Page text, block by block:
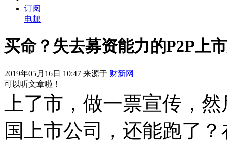
订阅
电邮
买命？失去募资能力的P2P上
2019年05月16日 10:47 来源于 财新网
可以听文章啦！
上了市，做一票宣传，
国上市公司，还能跑了